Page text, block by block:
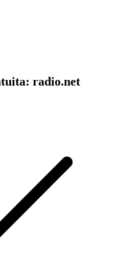
radio.net